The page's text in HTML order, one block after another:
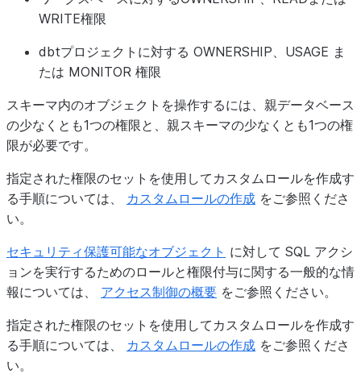
WRITE権限
dbtプロジェクトに対する OWNERSHIP、USAGE ま
たは MONITOR 権限
スキーマ内のオブジェクトを操作するには、親データベース
の少なくとも1つの権限と、親スキーマの少なくとも1つの権
限が必要です。
指定された権限のセットを使用してカスタムロールを作成す
る手順については、 カスタムロールの作成 をご参照くださ
い。
セキュリティ保護可能なオブジェクト に対して SQL アクシ
ョンを実行するためのロールと権限付与に関する一般的な情
報については、 アクセス制御の概要 をご参照ください。
指定された権限のセットを使用してカスタムロールを作成す
る手順については、 カスタムロールの作成 をご参照くださ
い。